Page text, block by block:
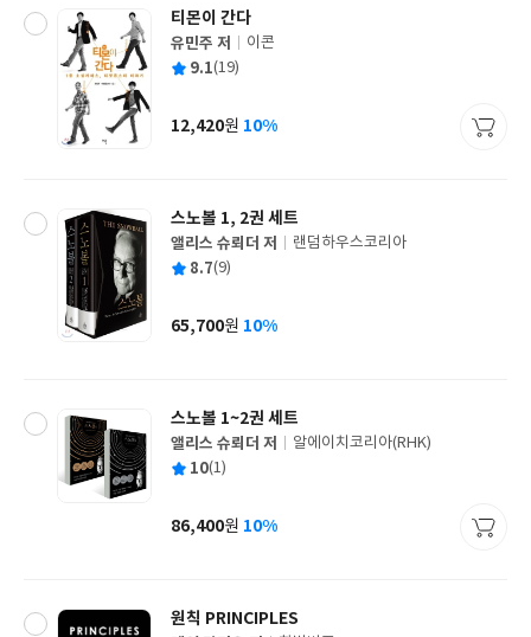
티몬이 간다
글
쓴
유민주 저
출
사
이콘
평 9.1(19)
가
12,420원 10%
스노볼 1, 2권 세트
글
쓴
앨리스 슈뢰더 저
출
사
랜덤하우스코리아
평 8.7(9)
가
65,700원 10%
스노볼 1~2권 세트
글
쓴
앨리스 슈뢰더 저
출
사
알에이치코리아(RHK)
평 10(1)
가
86,400원 10%
원칙 PRINCIPLES